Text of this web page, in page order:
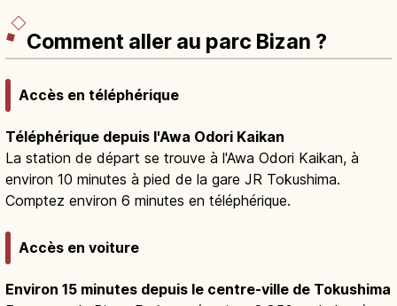
Comment aller au parc Bizan ?
Accès en téléphérique
Téléphérique depuis l'Awa Odori Kaikan
La station de départ se trouve à l'Awa Odori Kaikan, à
environ 10 minutes à pied de la gare JR Tokushima.
Comptez environ 6 minutes en téléphérique.
Accès en voiture
Environ 15 minutes depuis le centre-ville de Tokushima